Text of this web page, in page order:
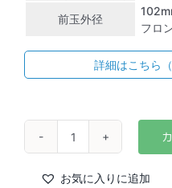
前玉外径
フロ
詳細はこちら
LAOWA
T2.9
お気に入りに追加